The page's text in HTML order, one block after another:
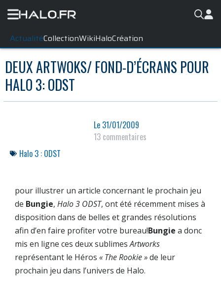
ActualitéCollectionWikiHaloCréation
DEUX ARTWOKS/ FOND-D’ÉCRANS POUR
HALO 3: ODST
Le 31/01/2009
13 commentaires
Halo 3 : ODST
pour illustrer un article concernant le prochain jeu
de Bungie, Halo 3 ODST, ont été récemment mises à
disposition dans de belles et grandes résolutions
afin d’en faire profiter votre bureau!Bungie a donc
mis en ligne ces deux sublimesArtworks
représentant le Héros « The Rookie »de leur
prochain jeu dans l’univers de Halo.